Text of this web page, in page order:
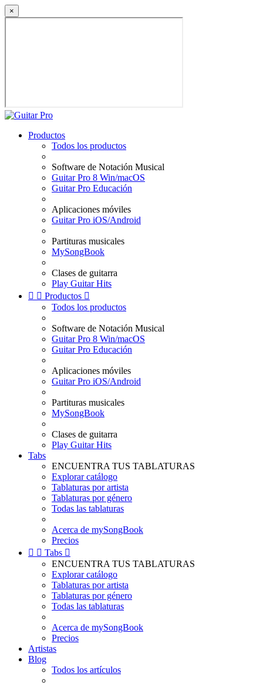
×
Productos
Todos los productos
Software de Notación Musical
Guitar Pro 8 Win/macOS
Guitar Pro Educación
Aplicaciones móviles
Guitar Pro iOS/Android
Partituras musicales
MySongBook
Clases de guitarra
Play Guitar Hits
  Productos 
Todos los productos
Software de Notación Musical
Guitar Pro 8 Win/macOS
Guitar Pro Educación
Aplicaciones móviles
Guitar Pro iOS/Android
Partituras musicales
MySongBook
Clases de guitarra
Play Guitar Hits
Tabs
ENCUENTRA TUS TABLATURAS
Explorar catálogo
Tablaturas por artista
Tablaturas por género
Todas las tablaturas
Acerca de mySongBook
Precios
  Tabs 
ENCUENTRA TUS TABLATURAS
Explorar catálogo
Tablaturas por artista
Tablaturas por género
Todas las tablaturas
Acerca de mySongBook
Precios
Artistas
Blog
Todos los artículos